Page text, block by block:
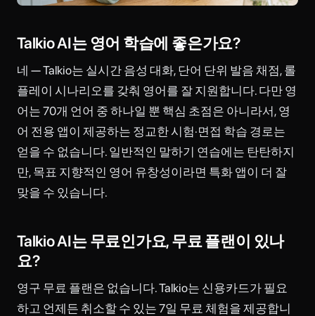
Talkio AI는 영어 학습에 좋은가요?
네 — Talkio는 실시간 음성 대화, 단어 단위 발음 채점, 롤
플레이 시나리오를 갖춰 영어를 잘 지원합니다. 다만 영
어는 70개 언어 중 하나일 뿐 핵심 초점은 아니라서, 영
어 전용 앱이 제공하는 정교한 시험·면접 학습 경로는
얻을 수 없습니다. 일반적인 말하기 연습에는 탄탄하지
만, 목표 지향적인 영어 유창성이라면 특화 앱이 더 잘
맞을 수 있습니다.
Talkio AI는 무료인가요, 무료 플랜이 있나
요?
영구 무료 플랜은 없습니다. Talkio는 신용카드가 필요
하고 언제든 취소할 수 있는 7일 무료 체험을 제공합니